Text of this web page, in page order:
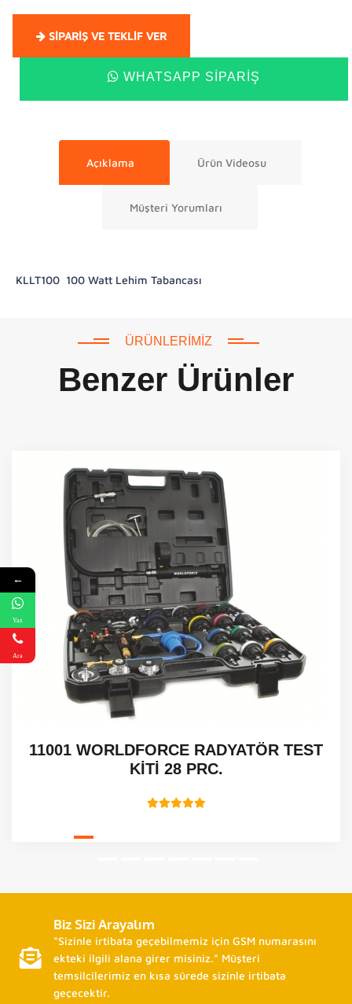
SIPARIŞ VE TEKLIF VER
WHATSAPP SIPARIŞ
Açıklama Ürün Videosu
Müşteri Yorumları
KLLT100 100 Watt Lehim Tabancası
ÜRÜNLERIMIZ
Benzer Ürünler
11001 WORLDFORCE RADYATÖR TEST
KİTİ 28 PRC.
Biz Sizi Arayalım
“Sizinle irtibata geçebilmemiz için GSM numarasını
ekteki ilgili alana girer misiniz.” Müşteri
temsilcilerimiz en kısa sürede sizinle irtibata
geçecektir.
←
Yaz
Ara